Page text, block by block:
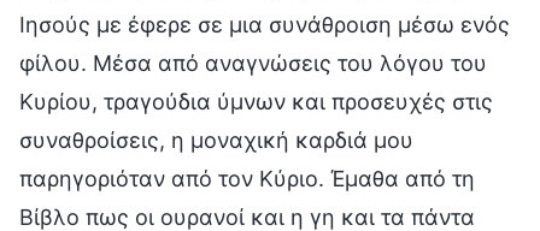
Ιησούς με έφερε σε μια συνάθροιση μέσω ενός
φίλου. Μέσα από αναγνώσεις του λόγου του
Κυρίου, τραγούδια ύμνων και προσευχές στις
συναθροίσεις, η μοναχική καρδιά μου
παρηγοριόταν από τον Κύριο. Έμαθα από τη
Βίβλο πως οι ουρανοί και η γη και τα πάντα